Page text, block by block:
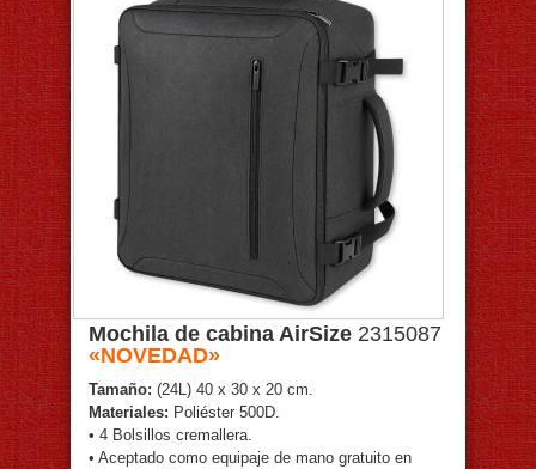
Mochila de cabina AirSize 2315087
«NOVEDAD»
Tamaño: (24L) 40 x 30 x 20 cm.
Materiales: Poliéster 500D.
• 4 Bolsillos cremallera.
• Aceptado como equipaje de mano gratuito en